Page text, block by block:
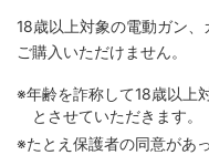
18歳以上対象の電動ガン
ご購入いただけません。
※年齢を詐称して18歳以上
とさせていただきます。
※たとえ保護者の同意があ